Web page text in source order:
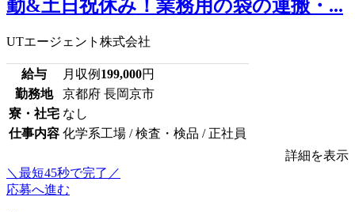
勤&土日祝休み！業務用の袋の運搬・...
UTエージェント株式会社
給与 月収例 199,000円
勤務地
京都府 長岡京市
寮・社宅 なし
仕事内容 化学系工場 / 検査・検品 / 正社員
詳細を表示
＼最短45秒で完了／
応募へ進む